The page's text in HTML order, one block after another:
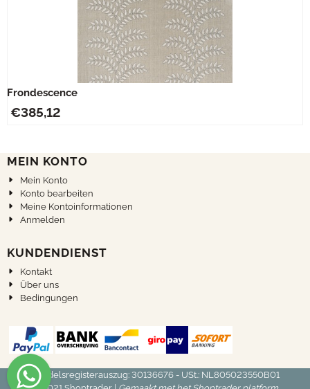
Frondescence
€385,12
MEIN KONTO
Mein Konto
Konto bearbeiten
Meine Kontoinformationen
Anmelden
KUNDENDIENST
Kontakt
Über uns
Bedingungen
Handelsregisterauszug: 30136676 - USt.: NL805023550B01